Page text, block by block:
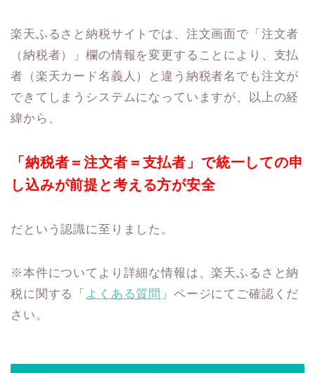
楽天ふるさと納税サイトでは、注文画面で「注文者
（納税者）」欄の情報を変更することにより、支払
者（楽天カード名義人）と違う納税者名でも注文が
できてしまうシステムになっていますが、以上の経
緯から、
「納税者＝注文者＝支払者」 で統一しての申
し込みが前提と考える方が安全
だという認識に至りました。
※本件についてより詳細な情報は、楽天ふるさと納
税に関する「 よくある質問 」ページにてご確認くだ
さい。